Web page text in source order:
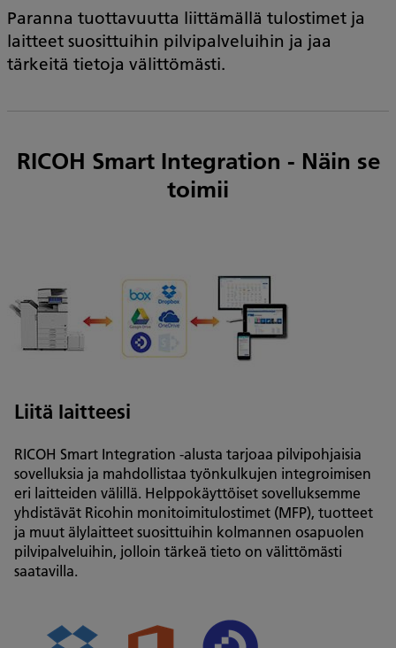
Paranna tuottavuutta liittämällä tulostimet ja
laitteet suosittuihin pilvipalveluihin ja jaa
tärkeitä tietoja välittömästi.
RICOH Smart Integration - Näin se
toimii
Liitä laitteesi
RICOH Smart Integration -alusta tarjoaa pilvipohjaisia
sovelluksia ja mahdollistaa työnkulkujen integroimisen
eri laitteiden välillä. Helppokäyttöiset sovelluksemme
yhdistävät Ricohin monitoimitulostimet (MFP), tuotteet
ja muut älylaitteet suosittuihin kolmannen osapuolen
pilvipalveluihin, jolloin tärkeä tieto on välittömästi
saatavilla.